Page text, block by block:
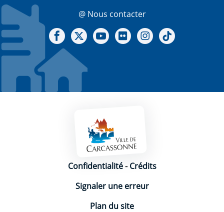
@ Nous contacter
Notre Facebook
Notre X - (twitter)
Notre chaine Youtube
Notre Gallerie sur Flickr
Notre Instagram
Mentions légales
Confidentialité-Crédits
Signaler une erreur
Plan du site